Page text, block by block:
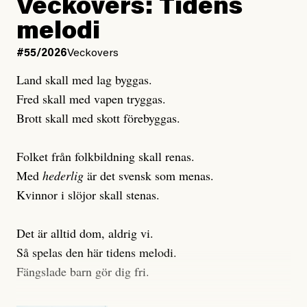
Publicerad6 August, 2026
Uppdaterad7 August, 2026
Publicerad3 August, 2026
Uppdaterad3 August, 2026
Veckovers: Tidens
melodi
#55/2026Veckovers
Land skall med lag byggas.
Fred skall med vapen tryggas.
Brott skall med skott förebyggas.
Folket från folkbildning skall renas.
Med hederlig är det svensk som menas.
Kvinnor i slöjor skall stenas.
Det är alltid dom, aldrig vi.
Så spelas den här tidens melodi.
Fängslade barn gör dig fri.